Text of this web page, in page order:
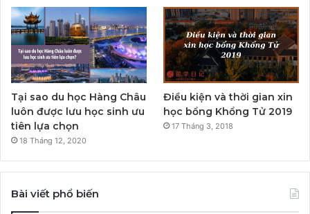
Tại sao du học Hàng Châu
luôn được lưu học sinh ưu
tiên lựa chọn
18 Tháng 12, 2020
Điều kiện và thời gian xin
học bổng Khổng Tử 2019
17 Tháng 3, 2018
Bài viết phổ biến